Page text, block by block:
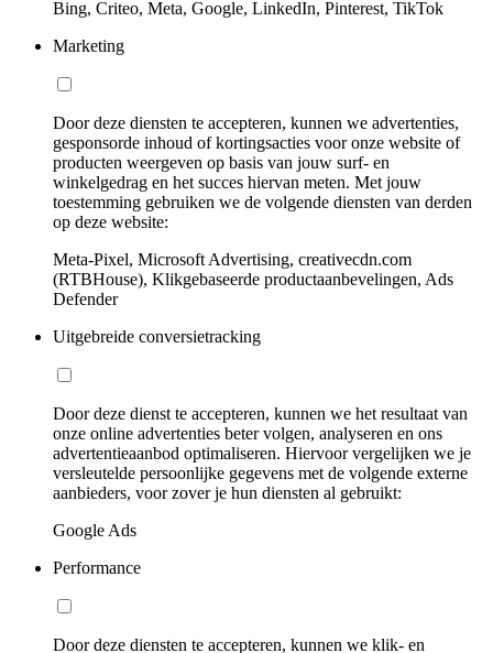
Bing, Criteo, Meta, Google, LinkedIn, Pinterest, TikTok
Marketing
Door deze diensten te accepteren, kunnen we advertenties,
gesponsorde inhoud of kortingsacties voor onze website of
producten weergeven op basis van jouw surf- en
winkelgedrag en het succes hiervan meten. Met jouw
toestemming gebruiken we de volgende diensten van derden
op deze website:
Meta-Pixel, Microsoft Advertising, creativecdn.com
(RTBHouse), Klikgebaseerde productaanbevelingen, Ads
Defender
Uitgebreide conversietracking
Door deze dienst te accepteren, kunnen we het resultaat van
onze online advertenties beter volgen, analyseren en ons
advertentieaanbod optimaliseren. Hiervoor vergelijken we je
versleutelde persoonlijke gegevens met de volgende externe
aanbieders, voor zover je hun diensten al gebruikt:
Google Ads
Performance
Door deze diensten te accepteren, kunnen we klik- en